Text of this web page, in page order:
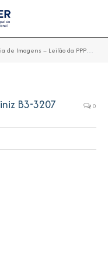
– Leilão da PPP de Iluminação Pública do CONDER
B3-3207 0